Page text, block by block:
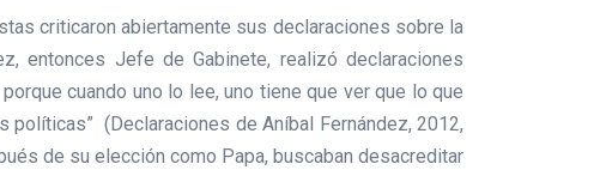
criticaron abiertamente sus declaraciones sobre la
entonces Jefe de Gabinete, realizó declaraciones
cuando uno lo lee, uno tiene que ver que lo que
(Declaraciones de Aníbal Fernández, 2012,
de su elección como Papa, buscaban desacreditar